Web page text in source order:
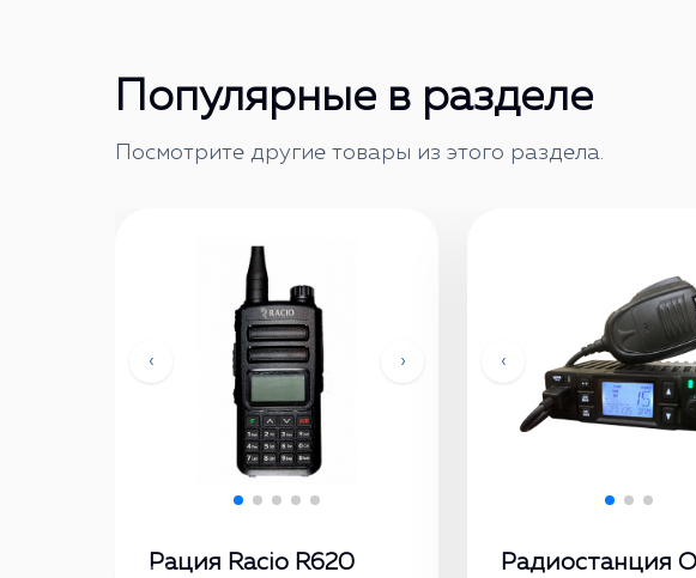
Популярные в разделе
Посмотрите другие товары из этого раздела.
‹ ›
Рация Racio R620
‹
Радиостанция